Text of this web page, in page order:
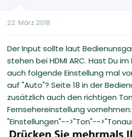
22. März 2018
Der Input sollte laut
stehen bei HDMI ARC. Hast Du
auch folgende Einstellung mal
auf "Auto"? Seite 18 in der
zusätzlich auch den richtigen
Fernsehereinstellung vornehmen:
"Einstellungen"-->"Ton"--